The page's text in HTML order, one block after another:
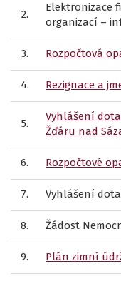
2.
Elektronizace
organizací –
3. Rozpočtová
4. Rezignace a
5.
Vyhlášení
Žďáru nad
6. Rozpočtové
7. Vyhlášení
8. Žádost
9. Plán zimní